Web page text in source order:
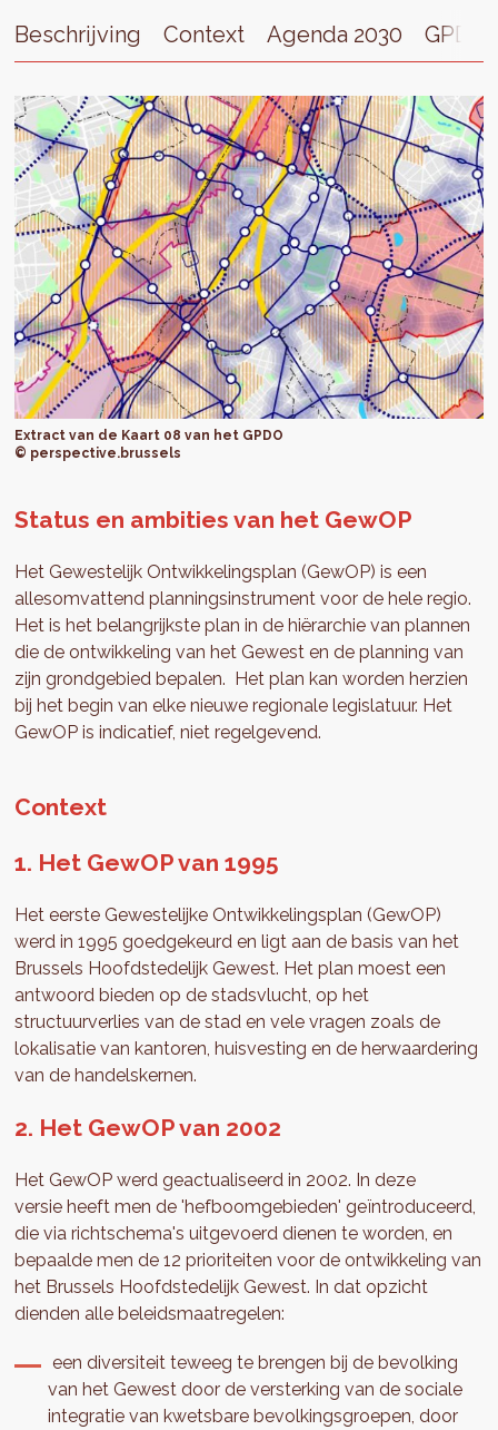
Beschrijving Context Agenda 2030 GPDO
Extract van de Kaart 08 van het GPDO
© perspective.brussels
Status en ambities van het GewOP
Het Gewestelijk Ontwikkelingsplan (GewOP) is een
allesomvattend planningsinstrument voor de hele regio.
Het is het belangrijkste plan in de hiërarchie van plannen
die de ontwikkeling van het Gewest en de planning van
zijn grondgebied bepalen. Het plan kan worden herzien
bij het begin van elke nieuwe regionale legislatuur. Het
GewOP is indicatief, niet regelgevend.
Context
1. Het GewOP van 1995
Het eerste Gewestelijke Ontwikkelingsplan (GewOP)
werd in 1995 goedgekeurd en ligt aan de basis van het
Brussels Hoofdstedelijk Gewest. Het plan moest een
antwoord bieden op de stadsvlucht, op het
structuurverlies van de stad en vele vragen zoals de
lokalisatie van kantoren, huisvesting en de herwaardering
van de handelskernen.
2. Het GewOP van 2002
Het GewOP werd geactualiseerd in 2002. In deze
versie heeft men de 'hefboomgebieden' geïntroduceerd,
die via richtschema's uitgevoerd dienen te worden, en
bepaalde men de 12 prioriteiten voor de ontwikkeling van
het Brussels Hoofdstedelijk Gewest. In dat opzicht
dienden alle beleidsmaatregelen:
een diversiteit teweeg te brengen bij de bevolking
van het Gewest door de versterking van de sociale
integratie van kwetsbare bevolkingsgroepen, door